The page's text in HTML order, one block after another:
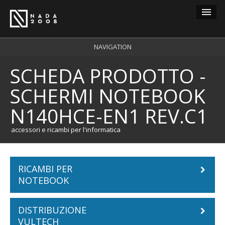
carrello 0
login
registrazione
NAVIGATION
SCHEDA PRODOTTO -
SCHERMI NOTEBOOK
N140HCE-EN1 REV.C1
accessori e ricambi per l'informatica
RICAMBI PER
NOTEBOOK
Batterie Notebook
DISTRIBUZIONE
VULTECH